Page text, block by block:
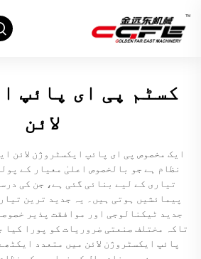
کسٹم پی ای پائپ
لائن
ایک مخصوص پی ای پائپ ایکسٹروژن لائن
نظام ہے جو بالخصوص اعلیٰ معیار کے
تیاری کے لیے بنائی گئی ہے، جن کی
پیمائشیں ہوتی ہیں۔ یہ جدید ترین
جدید ٹیکنالوجی اور موافقت پذیر
تاکہ مختلف صنعتی ضروریات کو پورا کیا
پائپ ایکسٹروژن لائن میں متعدد